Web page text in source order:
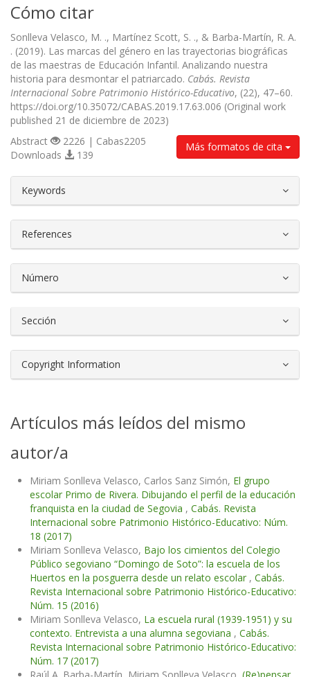
Cómo citar
Sonlleva Velasco, M. ., Martínez Scott, S. ., & Barba-Martín, R. A.
. (2019). Las marcas del género en las trayectorias biográficas
de las maestras de Educación Infantil. Analizando nuestra
historia para desmontar el patriarcado. Cabás. Revista
Internacional Sobre Patrimonio Histórico-Educativo, (22), 47–60.
https://doi.org/10.35072/CABAS.2019.17.63.006 (Original work
published 21 de diciembre de 2023)
Más formatos de cita
Abstract
2226 | Cabas2205
Downloads
139
Keywords
References
Número
Sección
Copyright Information
Artículos más leídos del mismo
autor/a
Miriam Sonlleva Velasco, Carlos Sanz Simón, El grupo
escolar Primo de Rivera. Dibujando el perfil de la educación
franquista en la ciudad de Segovia , Cabás. Revista
Internacional sobre Patrimonio Histórico-Educativo: Núm.
18 (2017)
Miriam Sonlleva Velasco, Bajo los cimientos del Colegio
Público segoviano “Domingo de Soto”: la escuela de los
Huertos en la posguerra desde un relato escolar , Cabás.
Revista Internacional sobre Patrimonio Histórico-Educativo:
Núm. 15 (2016)
Miriam Sonlleva Velasco, La escuela rural (1939-1951) y su
contexto. Entrevista a una alumna segoviana , Cabás.
Revista Internacional sobre Patrimonio Histórico-Educativo:
Núm. 17 (2017)